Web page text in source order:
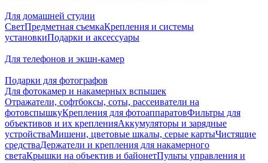
Для домашней студии
СветПредметная съемкаКрепления и системы
установкиПодарки и аксессуары
Для телефонов и экшн-камер
Подарки для фотографов
Для фотокамер и накамерных вспышек
Отражатели, софтбоксы, соты, рассеиватели на
фотовспышкуКрепления для фотоаппаратовФильтры для
объективов и их крепленияАккумуляторы и зарядные
устройстваМишени, цветовые шкалы, серые картыЧистящие
средстваДержатели и крепления для накамерного
светаКрышки на объектив и байонетПульты управления и